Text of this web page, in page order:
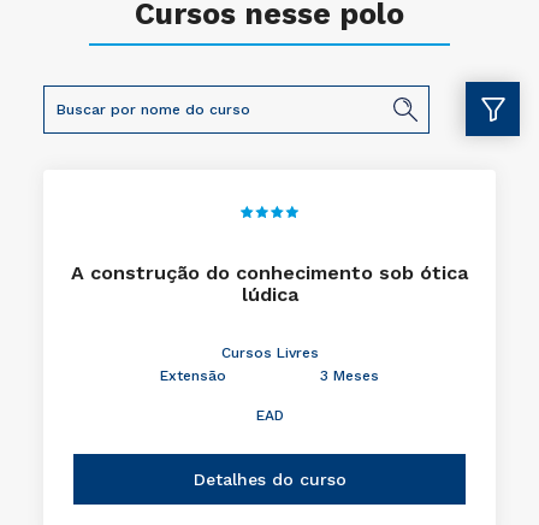
Cursos nesse polo
A construção do conhecimento sob ótica
lúdica
Cursos Livres
Extensão
3 Meses
EAD
Detalhes do curso